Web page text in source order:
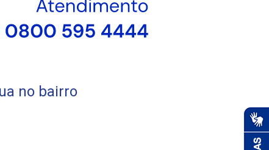
no bairro